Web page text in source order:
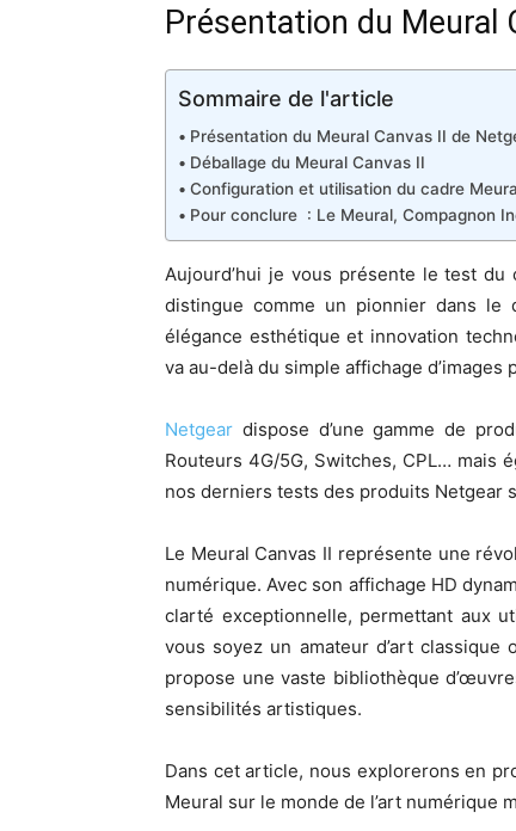
Présentation du Meural
Sommaire de l'article
Présentation du Meural Canvas II de
Déballage du Meural Canvas II
Configuration et utilisation du cadre
Pour conclure : Le Meural, Compagnon
Aujourd’hui je vous présente le test
distingue comme un pionnier dans le
élégance esthétique et innovation
va au-delà du simple affichage
Netgear dispose d’une gamme de
Routeurs 4G/5G, Switches, CPL… mais
nos derniers tests des produits Netgear
Le Meural Canvas II représente une
numérique. Avec son affichage HD
clarté exceptionnelle, permettant aux
vous soyez un amateur d’art classique
propose une vaste bibliothèque
sensibilités artistiques.
Dans cet article, nous explorerons en
Meural sur le monde de l’art numérique